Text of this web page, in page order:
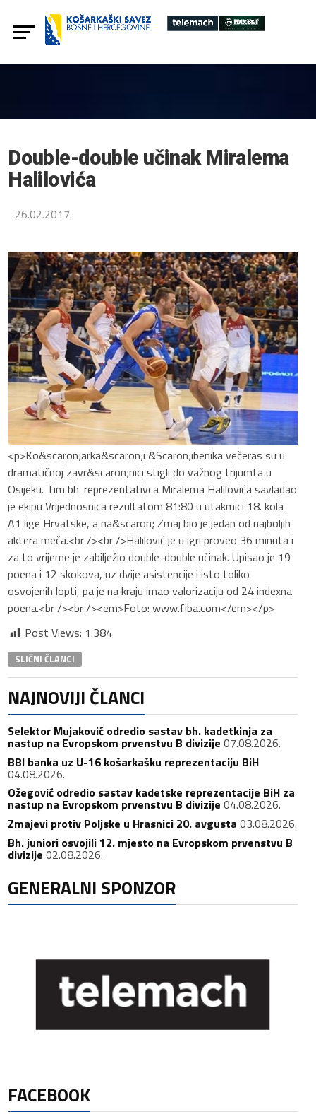
Double-double učinak Miralema
Halilovića
26.02.2017.
<p>Ko&scaron;arka&scaron;i &Scaron;ibenika večeras su u
dramatičnoj zavr&scaron;nici stigli do važnog trijumfa u
Osijeku. Tim bh. reprezentativca Miralema Halilovića savladao
je ekipu Vrijednosnica rezultatom 81:80 u utakmici 18. kola
A1 lige Hrvatske, a na&scaron; Zmaj bio je jedan od najboljih
aktera meča.<br /><br />Halilović je u igri proveo 36 minuta i
za to vrijeme je zabilježio double-double učinak. Upisao je 19
poena i 12 skokova, uz dvije asistencije i isto toliko
osvojenih lopti, pa je na kraju imao valorizaciju od 24 indexna
poena.<br /><br /><em>Foto: www.fiba.com</em></p>
Post Views: 1.384
SLIČNI ČLANCI
NAJNOVIJI ČLANCI
Selektor Mujaković odredio sastav bh. kadetkinja za
nastup na Evropskom prvenstvu B divizije 07.08.2026.
BBI banka uz U-16 košarkašku reprezentaciju BiH
04.08.2026.
Ožegović odredio sastav kadetske reprezentacije BiH za
nastup na Evropskom prvenstvu B divizije 04.08.2026.
Zmajevi protiv Poljske u Hrasnici 20. avgusta 03.08.2026.
Bh. juniori osvojili 12. mjesto na Evropskom prvenstvu B
divizije 02.08.2026.
GENERALNI SPONZOR
FACEBOOK